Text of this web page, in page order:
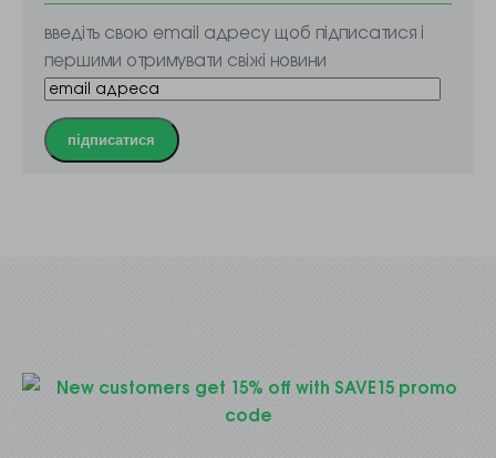
введіть свою email адресу щоб підписатися і
першими отримувати свіжі новини
підписатися